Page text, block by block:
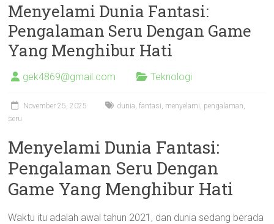
Menyelami Dunia Fantasi:
Pengalaman Seru Dengan Game
Yang Menghibur Hati
gek4869@gmail.com Teknologi
November 25, 2025 dunia,fantasi, menyelami, pengalaman,
seru
Menyelami Dunia Fantasi:
Pengalaman Seru Dengan
Game Yang Menghibur Hati
Waktu itu adalah awal tahun 2021, dan dunia sedang berada